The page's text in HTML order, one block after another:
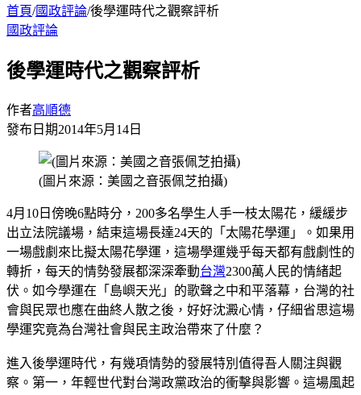
首頁/國政評論/後學運時代之觀察評析
國政評論
後學運時代之觀察評析
作者高順德
發布日期2014年5月14日
(圖片來源：美國之音張佩芝拍攝)
4月10日傍晚6點時分，200多名學生人手一枝太陽花，緩緩步
出立法院議場，結束這場長達24天的「太陽花學運」。如果用
一場戲劇來比擬太陽花學運，這場學運幾乎每天都有戲劇性的
轉折，每天的情勢發展都深深牽動台灣2300萬人民的情緒起
伏。如今學運在「島嶼天光」的歌聲之中和平落幕，台灣的社
會與民眾也應在曲終人散之後，好好沈澱心情，仔細省思這場
學運究竟為台灣社會與民主政治帶來了什麼？
進入後學運時代，有幾項情勢的發展特別值得吾人關注與觀
察。第一，年輕世代對台灣政黨政治的衝擊與影響。這場風起